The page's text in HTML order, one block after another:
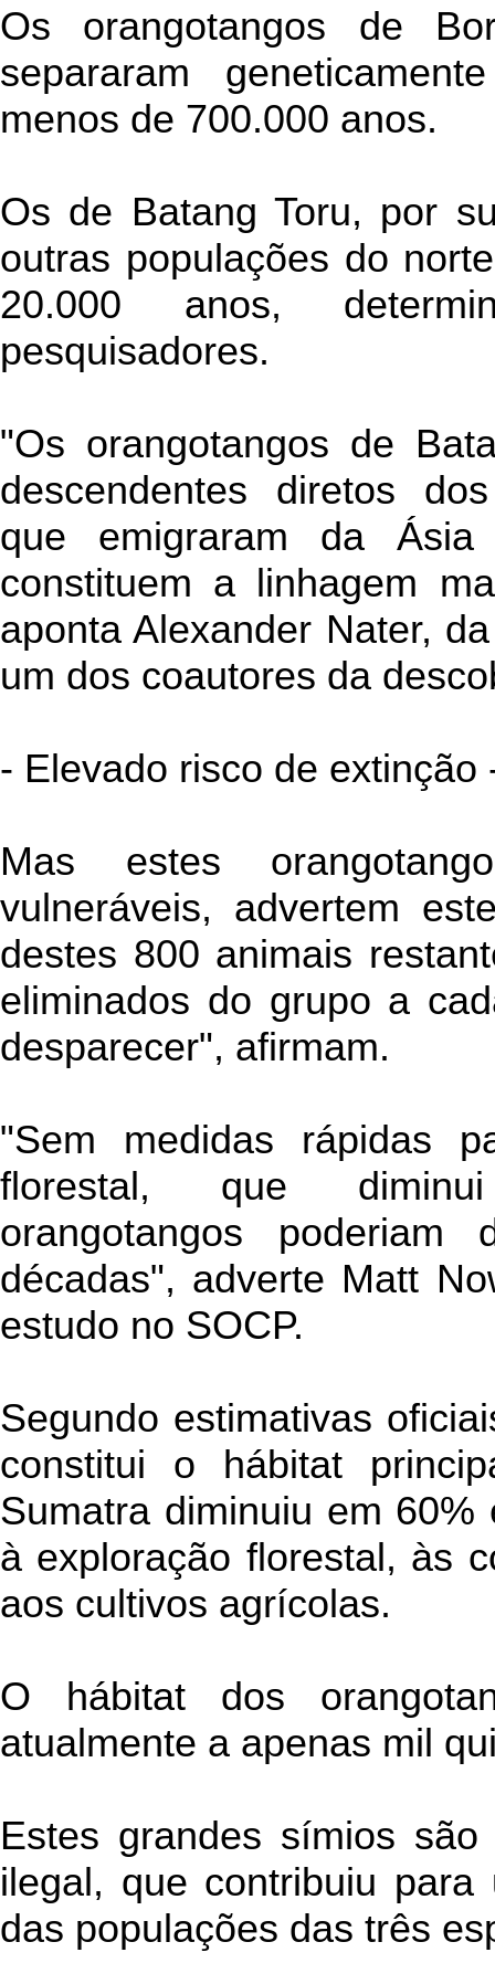
Os orangotangos de
separaram
menos de 700.000 anos.
Os de Batang Toru, por
outras populações do
20.000 anos,
pesquisadores.
"Os orangotangos de
descendentes diretos
que emigraram da Ásia
constituem a linhagem
aponta Alexander Nater,
um dos coautores da
- Elevado risco de extinção
Mas estes
vulneráveis, advertem
destes 800 animais
eliminados do grupo a
desparecer", afirmam.
"Sem medidas rápidas
florestal, que
orangotangos poderiam
décadas", adverte Matt
estudo no SOCP.
Segundo estimativas
constitui o hábitat
Sumatra diminuiu em
à exploração florestal, às
aos cultivos agrícolas.
O hábitat dos
atualmente a apenas mil
Estes grandes símios
ilegal, que contribuiu para
das populações das três